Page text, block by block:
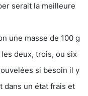
serait la meilleure
une masse de 100 g
deux, trois, ou six
si besoin il y
dans un état frais et